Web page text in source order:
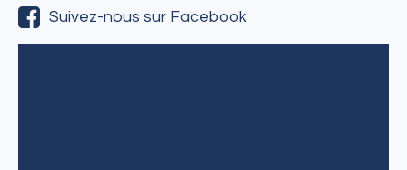
Suivez-nous sur Facebook